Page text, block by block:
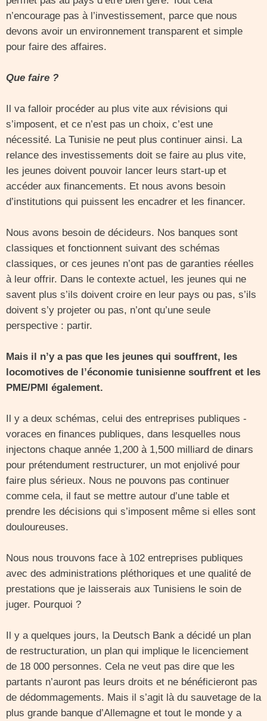
n’encourage pas à l’investissement, parce que nous
devons avoir un environnement transparent et simple
pour faire des affaires.
Que faire ?
Il va falloir procéder au plus vite aux révisions qui
s’imposent, et ce n’est pas un choix, c’est une
nécessité. La Tunisie ne peut plus continuer ainsi. La
relance des investissements doit se faire au plus vite,
les jeunes doivent pouvoir lancer leurs start-up et
accéder aux financements. Et nous avons besoin
d’institutions qui puissent les encadrer et les financer.
Nous avons besoin de décideurs. Nos banques sont
classiques et fonctionnent suivant des schémas
classiques, or ces jeunes n’ont pas de garanties réelles
à leur offrir. Dans le contexte actuel, les jeunes qui ne
savent plus s’ils doivent croire en leur pays ou pas, s’ils
doivent s’y projeter ou pas, n’ont qu’une seule
perspective : partir.
Mais il n’y a pas que les jeunes qui souffrent, les
locomotives de l’économie tunisienne souffrent et les
PME/PMI également.
Il y a deux schémas, celui des entreprises publiques -
voraces en finances publiques, dans lesquelles nous
injectons chaque année 1,200 à 1,500 milliard de dinars
pour prétendument restructurer, un mot enjolivé pour
faire plus sérieux. Nous ne pouvons pas continuer
comme cela, il faut se mettre autour d’une table et
prendre les décisions qui s’imposent même si elles sont
douloureuses.
Nous nous trouvons face à 102 entreprises publiques
avec des administrations pléthoriques et une qualité de
prestations que je laisserais aux Tunisiens le soin de
juger. Pourquoi ?
Il y a quelques jours, la Deutsch Bank a décidé un plan
de restructuration, un plan qui implique le licenciement
de 18 000 personnes. Cela ne veut pas dire que les
partants n’auront pas leurs droits et ne bénéficieront pas
de dédommagements. Mais il s’agit là du sauvetage de la
plus grande banque d’Allemagne et tout le monde y a